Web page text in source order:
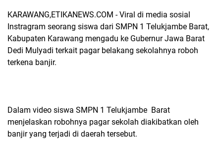
KARAWANG,ETIKANEWS.COM - Viral di media sosial
Instragram seorang siswa dari SMPN 1 Telukjambe Barat,
Kabupaten Karawang mengadu ke Gubernur Jawa Barat
Dedi Mulyadi terkait pagar belakang sekolahnya roboh
terkena banjir.
Dalam video siswa SMPN 1 Telukjambe Barat
menjelaskan robohnya pagar sekolah diakibatkan oleh
banjir yang terjadi di daerah tersebut.